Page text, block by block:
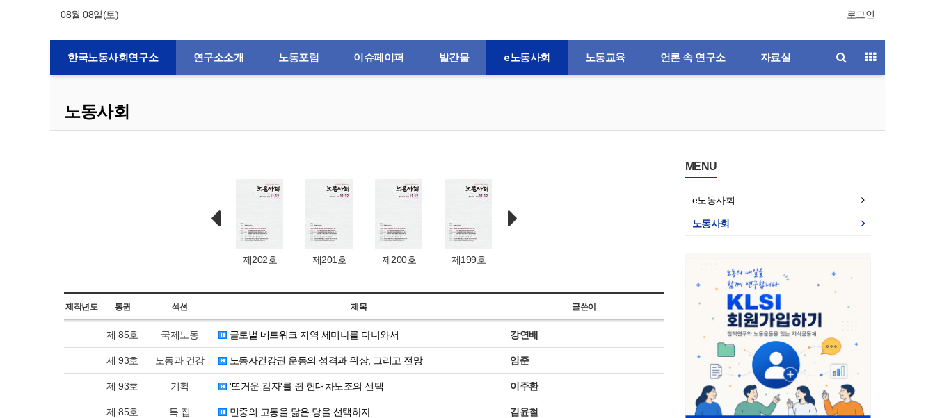
08월 08일(토) 로그인
한국노동사회연구소 연구소소개 노동포럼 이슈페이퍼 발간물 e노동사회 노동교육 언론 속 연구소 자료실
노동사회
제202호 제201호 제200호 제199호
제작년도 통권 섹션 제목 글쓴이
제 85호 국제노동 글로벌 네트워크 지역 세미나를 다녀와서 강연배
제 93호 노동과 건강 노동자건강권 운동의 성격과 위상, 그리고 전망 임준
제 93호 기획 '뜨거운 감자'를 쥔 현대차노조의 선택 이주환
제 85호 특 집 민중의 고통을 닮은 당을 선택하자 김윤철
MENU
e노동사회
노동사회